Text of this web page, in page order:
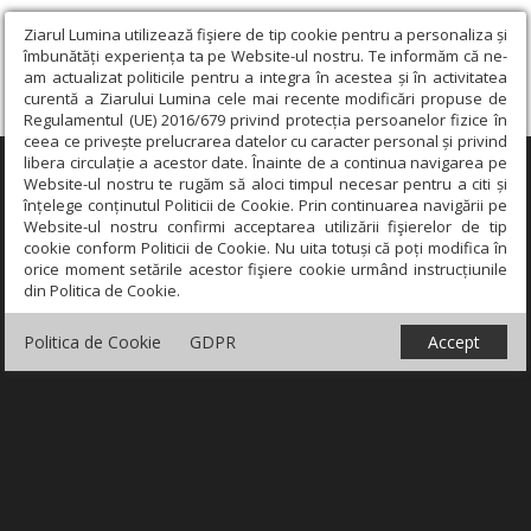
Ziarul Lumina utilizează fişiere de tip cookie pentru a personaliza și
îmbunătăți experiența ta pe Website-ul nostru. Te informăm că ne-
am actualizat politicile pentru a integra în acestea și în activitatea
curentă a Ziarului Lumina cele mai recente modificări propuse de
Regulamentul (UE) 2016/679 privind protecția persoanelor fizice în
ceea ce privește prelucrarea datelor cu caracter personal și privind
libera circulație a acestor date. Înainte de a continua navigarea pe
Website-ul nostru te rugăm să aloci timpul necesar pentru a citi și
înțelege conținutul Politicii de Cookie. Prin continuarea navigării pe
Website-ul nostru confirmi acceptarea utilizării fişierelor de tip
cookie conform Politicii de Cookie. Nu uita totuși că poți modifica în
orice moment setările acestor fişiere cookie urmând instrucțiunile
din Politica de Cookie.
Politica de Cookie GDPR Accept
×